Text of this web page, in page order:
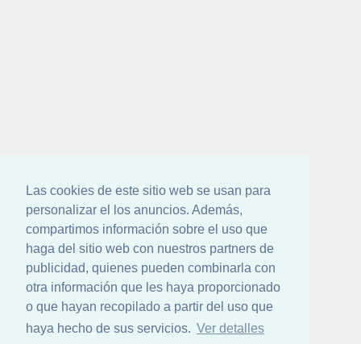
Las cookies de este sitio web se usan para
personalizar el los anuncios. Además,
compartimos información sobre el uso que
haga del sitio web con nuestros partners de
publicidad, quienes pueden combinarla con
otra información que les haya proporcionado
o que hayan recopilado a partir del uso que
haya hecho de sus servicios. Ver detalles